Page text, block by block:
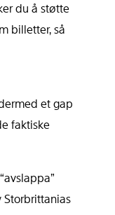
du å støtte
billetter, så
et gap
faktiske
Storbrittanias